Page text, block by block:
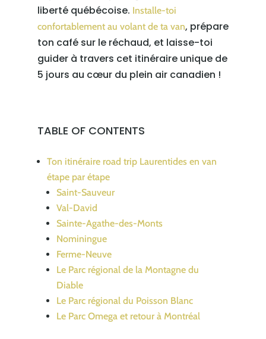
liberté québécoise. Installe-toi
confortablement au volant de ta van, prépare
ton café sur le réchaud, et laisse-toi
guider à travers cet itinéraire unique de
5 jours au cœur du plein air canadien !
TABLE OF CONTENTS
Ton itinéraire road trip Laurentides en van
étape par étape
Saint-Sauveur
Val-David
Sainte-Agathe-des-Monts
Nominingue
Ferme-Neuve
Le Parc régional de la Montagne du
Diable
Le Parc régional du Poisson Blanc
Le Parc Omega et retour à Montréal